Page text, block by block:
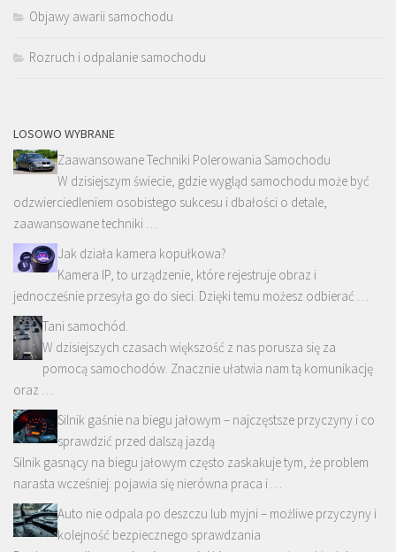
Objawy awarii samochodu
Rozruch i odpalanie samochodu
LOSOWO WYBRANE
Zaawansowane Techniki Polerowania Samochodu
W dzisiejszym świecie, gdzie wygląd samochodu może być
odzwierciedleniem osobistego sukcesu i dbałości o detale,
zaawansowane techniki …
Jak działa kamera kopułkowa?
Kamera IP, to urządzenie, które rejestruje obraz i
jednocześnie przesyła go do sieci. Dzięki temu możesz odbierać …
Tani samochód.
W dzisiejszych czasach większość z nas porusza się za
pomocą samochodów. Znacznie ułatwia nam tą komunikację
oraz …
Silnik gaśnie na biegu jałowym – najczęstsze przyczyny i co
sprawdzić przed dalszą jazdą
Silnik gasnący na biegu jałowym często zaskakuje tym, że problem
narasta wcześniej: pojawia się nierówna praca i …
Auto nie odpala po deszczu lub myjni – możliwe przyczyny i
kolejność bezpiecznego sprawdzania